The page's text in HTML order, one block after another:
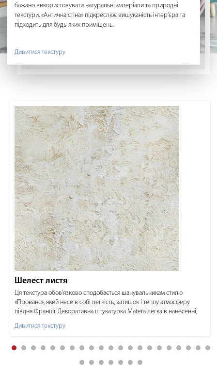
бажано використовувати натуральні матеріали та природні
текстури. «Антична стіна» підкреслює вишуканість інтер’єра та
підходить для будь-яких приміщень.
Дивитися текстуру
Шелест листя
Ця текстура обов'язково сподобається шанувальникам стилю
«Прованс», який несе в собі легкість, затишок і теплу атмосферу
півдня Франції. Декоративна штукатурка Маtera легка в нанесенні,
Дивитися текстуру